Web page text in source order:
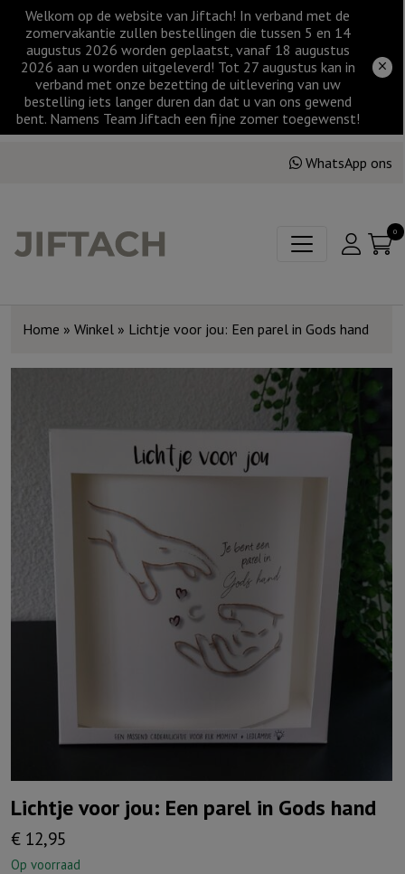
Welkom op de website van Jiftach! In verband met de
zomervakantie zullen bestellingen die tussen 5 en 14
augustus 2026 worden geplaatst, vanaf 18 augustus
2026 aan u worden uitgeleverd! Tot 27 augustus kan in
verband met onze bezetting de uitlevering van uw
bestelling iets langer duren dan dat u van ons gewend
bent. Namens Team Jiftach een fijne zomer toegewenst!
WhatsApp ons
0
Home » Winkel » Lichtje voor jou: Een parel in Gods hand
Lichtje voor jou: Een parel in Gods hand
€ 12,95
Op voorraad